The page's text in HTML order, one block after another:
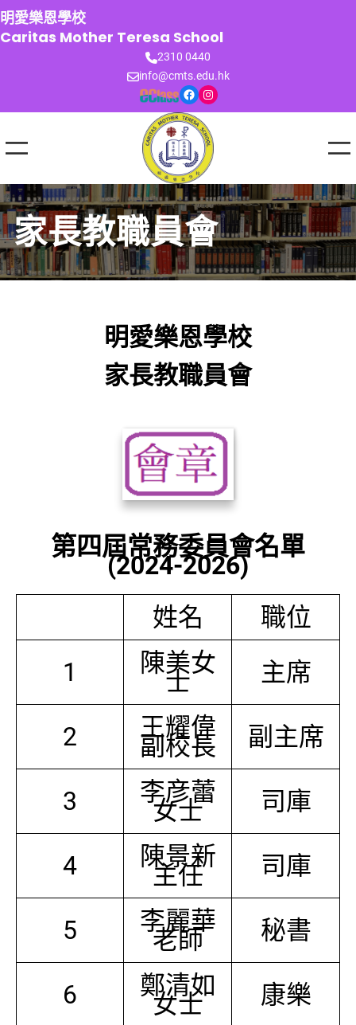
跳
至
主
明愛樂恩學校
Caritas Mother Teresa School
2310 0440
info@cmts.edu.hk
Facebook Instagram
家長教職員會
明愛樂恩學校
家長教職員會
第四屆常務委員會名單
(2024-2026)
姓名
職位
1
陳美女
士 主席
2 王耀偉
副校長 副主席
3 李彦蕾
女士 司庫
4 陳景新
主任 司庫
5 李麗華
老師 秘書
6 鄭清如
女士 康樂